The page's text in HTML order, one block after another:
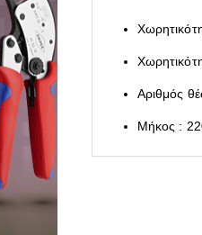
Αριθμός
Μήκος :